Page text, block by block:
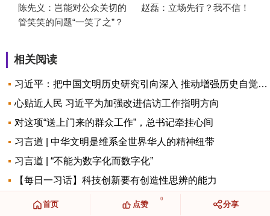
陈先义：岂能对公众关切的
管笑笑的问题“一笑了之”？
赵磊：立场先行？我不信！
相关阅读
习近平：把中国文明历史研究引向深入 推动增强历史自觉坚定文化自信
心贴近人民 习近平为加强改进信访工作指明方向
对这项“送上门来的群众工作”，总书记牵挂心间
习言道 | 中华文明是维系全世界华人的精神纽带
习言道 | “不能为数字化而数字化”
【每日一习话】科技创新要有创造性思辨的能力
首页
0
点赞 分享